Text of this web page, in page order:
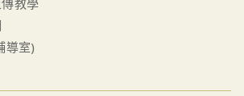
教學
導室)